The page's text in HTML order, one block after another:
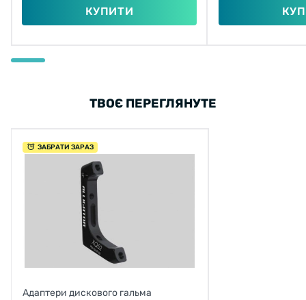
КУПИТИ
ТВОЄ ПЕРЕГЛЯНУТЕ
ЗАБРАТИ ЗАРАЗ
Адаптери дискового гальма